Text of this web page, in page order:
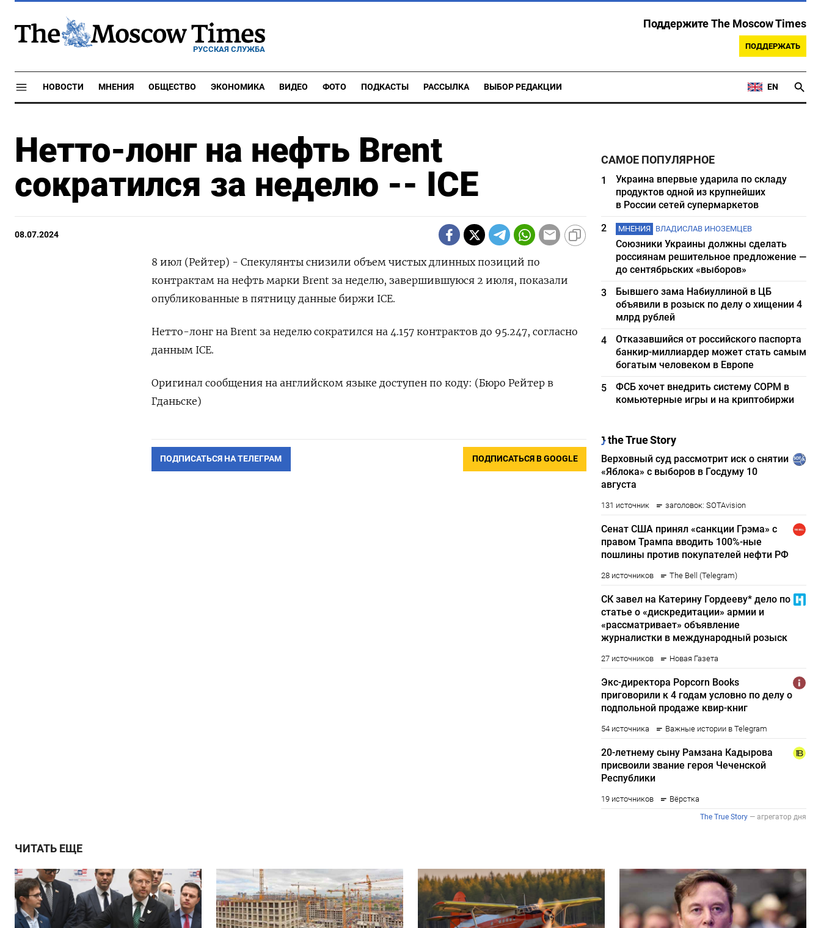
РУССКАЯ СЛУЖБА
Поддержите The Moscow Times
ПОДДЕРЖАТЬ
НОВОСТИ МНЕНИЯ ОБЩЕСТВО ЭКОНОМИКА ВИДЕО ФОТО ПОДКАСТЫ РАССЫЛКА ВЫБОР РЕДАКЦИИ EN
Нетто-лонг на нефть Brent
сократился за неделю -- ICE
08.07.2024
8 июл (Рейтер) - Спекулянты снизили объем чистых длинных позиций по
контрактам на нефть марки Brent за неделю, завершившуюся 2 июля, показали
опубликованные в пятницу данные биржи ICE.
Нетто-лонг на Brent за неделю сократился на 4.157 контрактов до 95.247, согласно
данным ICE.
Оригинал сообщения на английском языке доступен по коду: (Бюро Рейтер в
Гданьске)
ПОДПИСАТЬСЯ НА ТЕЛЕГРАМ ПОДПИСАТЬСЯ В GOOGLE
САМОЕ ПОПУЛЯРНОЕ
1
Украина впервые ударила по складу
продуктов одной из крупнейших
в России сетей супермаркетов
2
МНЕНИЯ ВЛАДИСЛАВ ИНОЗЕМЦЕВ
Союзники Украины должны сделать
россиянам решительное предложение —
до сентябрьских «выборов»
3
Бывшего зама Набиуллиной в ЦБ
объявили в розыск по делу о хищении 4
млрд рублей
4
Отказавшийся от российского паспорта
банкир-миллиардер может стать самым
богатым человеком в Европе
5
ФСБ хочет внедрить систему СОРМ в
комьютерные игры и на криптобиржи
ЧИТАТЬ ЕЩЕ